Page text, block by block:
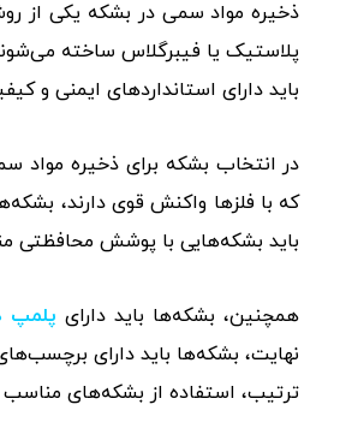
ذخیره مواد سمی در بشکه یکی از
پلاستیک یا فیبرگلاس ساخته
باید دارای استانداردهای ایمنی و
در انتخاب بشکه برای ذخیره مواد
که با فلزها واکنش قوی دارند،
باید بشکه‌هایی با پوشش محافظتی
همچنین، بشکه‌ها باید دارای پلمپ
نهایت، بشکه‌ها باید دارای
ترتیب، استفاده از بشکه‌های